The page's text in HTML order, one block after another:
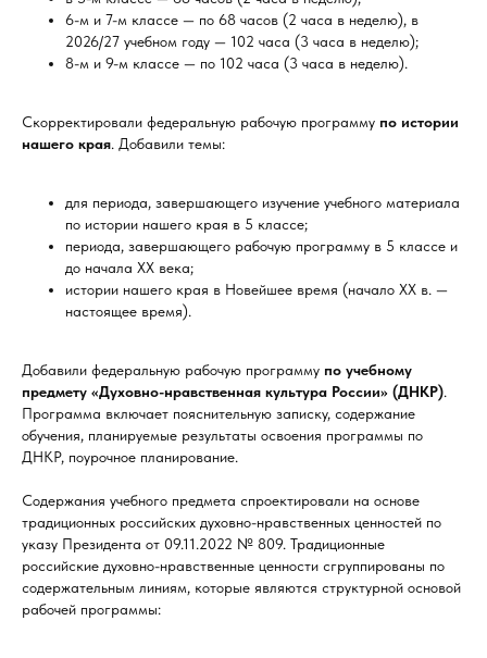
6-м и 7-м классе — по 68 часов (2 часа в неделю), в
2026/27 учебном году — 102 часа (3 часа в неделю);
8-м и 9-м классе — по 102 часа (3 часа в неделю).
Скорректировали федеральную рабочую программу по истории
нашего края. Добавили темы:
для периода, завершающего изучение учебного материала
по истории нашего края в 5 классе;
периода, завершающего рабочую программу в 5 классе и
до начала ХХ века;
истории нашего края в Новейшее время (начало ХХ в. —
настоящее время).
Добавили федеральную рабочую программу по учебному
предмету «Духовно-нравственная культура России» (ДНКР).
Программа включает пояснительную записку, содержание
обучения, планируемые результаты освоения программы по
ДНКР, поурочное планирование.
Содержания учебного предмета спроектировали на основе
традиционных российских духовно-нравственных ценностей по
указу Президента от 09.11.2022 № 809. Традиционные
российские духовно-нравственные ценности сгруппированы по
содержательным линиям, которые являются структурной основой
рабочей программы: